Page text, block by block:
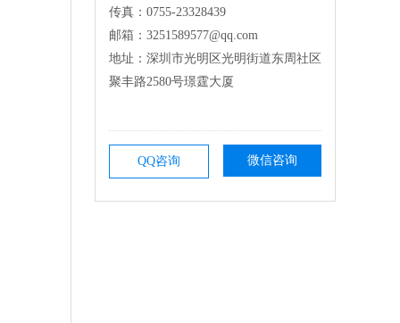
传真：0755-23328439
邮箱：3251589577@qq.com
地址：深圳市光明区光明街道东周社区
聚丰路2580号璟霆大厦
QQ咨询 微信咨询